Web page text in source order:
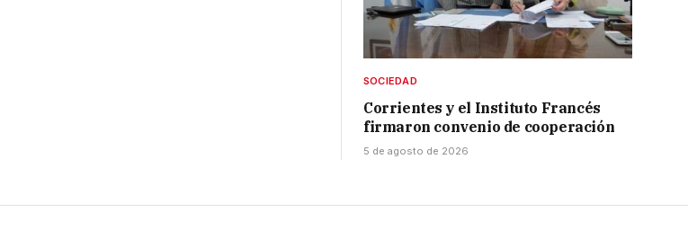
SOCIEDAD
Corrientes y el Instituto Francés
firmaron convenio de cooperación
5 de agosto de 2026